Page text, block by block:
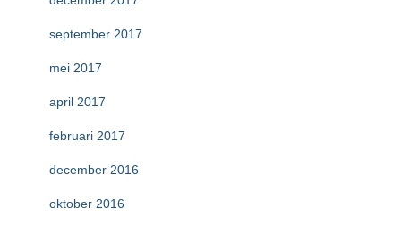
september 2017
mei 2017
april 2017
februari 2017
december 2016
oktober 2016